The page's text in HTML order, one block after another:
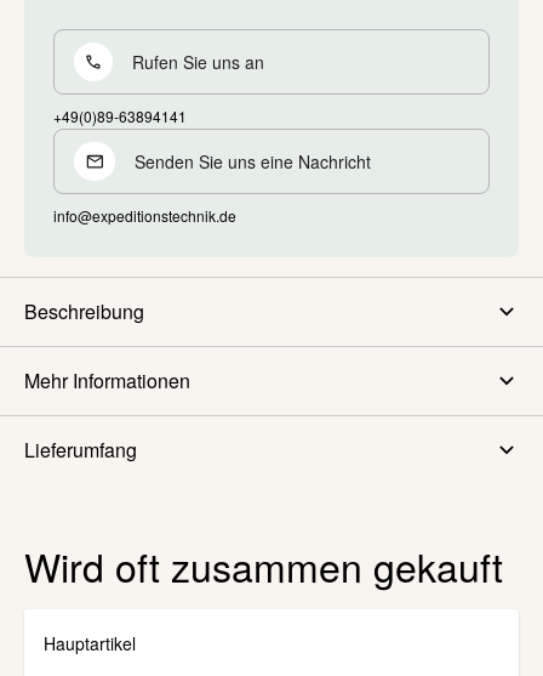
Beschreibung
Mehr Informationen
Lieferumfang
Rufen Sie uns an
+49(0)89-63894141
Senden Sie uns eine Nachricht
info@expeditionstechnik.de
Wird oft zusammen gekauft
Hauptartikel